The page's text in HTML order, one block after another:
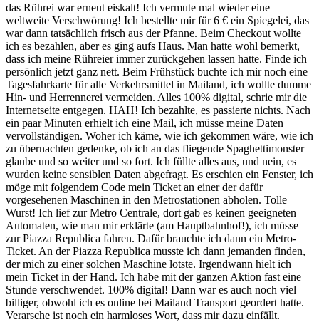
das Rührei war erneut eiskalt! Ich vermute mal wieder eine
weltweite Verschwörung! Ich bestellte mir für 6 € ein Spiegelei, das
war dann tatsächlich frisch aus der Pfanne. Beim Checkout wollte
ich es bezahlen, aber es ging aufs Haus. Man hatte wohl bemerkt,
dass ich meine Rühreier immer zurückgehen lassen hatte. Finde ich
persönlich jetzt ganz nett. Beim Frühstück buchte ich mir noch eine
Tagesfahrkarte für alle Verkehrsmittel in Mailand, ich wollte dumme
Hin- und Herrennerei vermeiden. Alles 100% digital, schrie mir die
Internetseite entgegen. HAH! Ich bezahlte, es passierte nichts. Nach
ein paar Minuten erhielt ich eine Mail, ich müsse meine Daten
vervollständigen. Woher ich käme, wie ich gekommen wäre, wie ich
zu übernachten gedenke, ob ich an das fliegende Spaghettimonster
glaube und so weiter und so fort. Ich füllte alles aus, und nein, es
wurden keine sensiblen Daten abgefragt. Es erschien ein Fenster, ich
möge mit folgendem Code mein Ticket an einer der dafür
vorgesehenen Maschinen in den Metrostationen abholen. Tolle
Wurst! Ich lief zur Metro Centrale, dort gab es keinen geeigneten
Automaten, wie man mir erklärte (am Hauptbahnhof!), ich müsse
zur Piazza Republica fahren. Dafür brauchte ich dann ein Metro-
Ticket. An der Piazza Republica musste ich dann jemanden finden,
der mich zu einer solchen Maschine lotste. Irgendwann hielt ich
mein Ticket in der Hand. Ich habe mit der ganzen Aktion fast eine
Stunde verschwendet. 100% digital! Dann war es auch noch viel
billiger, obwohl ich es online bei Mailand Transport geordert hatte.
Verarsche ist noch ein harmloses Wort, dass mir dazu einfällt.